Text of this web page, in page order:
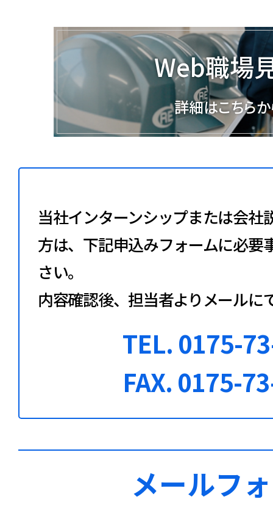
Web職場
詳細はこちら
当社インターンシップまたは会社
方は、下記申込みフォームに必要
さい。
内容確認後、担当者よりメールに
TEL. 0175-
FAX. 0175-
メールフ